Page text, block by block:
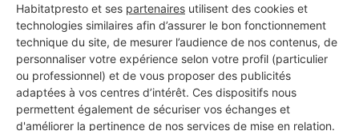
Habitatpresto et ses partenaires utilisent des cookies et
technologies similaires afin d’assurer le bon fonctionnement
technique du site, de mesurer l’audience de nos contenus, de
personnaliser votre expérience selon votre profil (particulier
ou professionnel) et de vous proposer des publicités
adaptées à vos centres d’intérêt. Ces dispositifs nous
permettent également de sécuriser vos échanges et
d'améliorer la pertinence de nos services de mise en relation.